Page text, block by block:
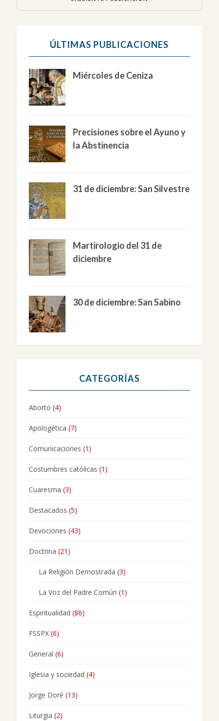
ÚLTIMAS PUBLICACIONES
Miércoles de Ceniza
Precisiones sobre el Ayuno y
la Abstinencia
31 de diciembre: San Silvestre
Martirologio del 31 de
diciembre
30 de diciembre: San Sabino
CATEGORÍAS
Aborto (4)
Apologética (7)
Comunicaciones (1)
Costumbres católicas (1)
Cuaresma (3)
Destacados (5)
Devociones (43)
Doctrina (21)
La Religión Demostrada (3)
La Voz del Padre Común (1)
Espiritualidad (86)
FSSPX(6)
General (6)
Iglesia y sociedad (4)
Jorge Doré (13)
Liturgia (2)